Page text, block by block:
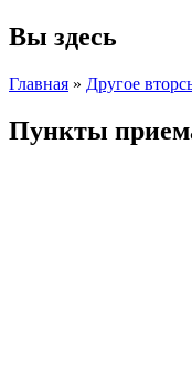
Вы здесь
Главная » Другое
Пункты